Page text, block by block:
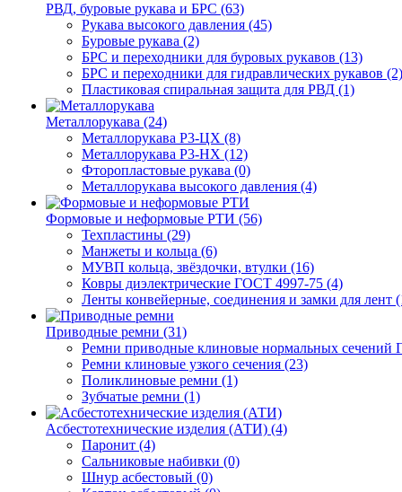
РВД, буровые рукава и БРС (63)
Рукава высокого давления (45)
Буровые рукава (2)
БРС и переходники для буровых рукавов (13)
БРС и переходники для гидравлических рукавов (2)
Пластиковая спиральная защита для РВД (1)
Металлорукава (24)
Металлорукава Р3-ЦХ (8)
Металлорукава Р3-НХ (12)
Фторопластовые рукава (0)
Металлорукава высокого давления (4)
Формовые и неформовые РТИ (56)
Техпластины (29)
Манжеты и кольца (6)
МУВП кольца, звёздочки, втулки (16)
Ковры диэлектрические ГОСТ 4997-75 (4)
Ленты конвейерные, соединения и замки для лент
Приводные ремни (31)
Ремни приводные клиновые нормальных сечений
Ремни клиновые узкого сечения (23)
Поликлиновые ремни (1)
Зубчатые ремни (1)
Асбестотехнические изделия (АТИ) (4)
Паронит (4)
Сальниковые набивки (0)
Шнур асбестовый (0)